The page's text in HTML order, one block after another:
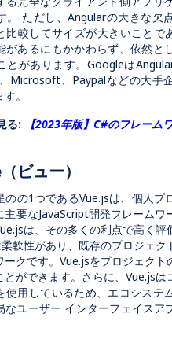
。 ただし、Angularの大きな欠
比較してサイズが大きいことで
があるにもかかわらず、依然と
とがあります。Googleは
Microsoft、Paypalなどの大手
。
る:
【2023年版】C#のフレーム
ビュー）
のの1つであるVue.jsは、個人プ
主要なJavaScript開発フレームワ
は、その多くの利点で高く評
軟性があり、既存のプロジェク
ークです。Vue.jsをプロジェクト
とができます。さらに、Vue.jsは
使用しているため、エコシステ
なユーザー インターフェイスア